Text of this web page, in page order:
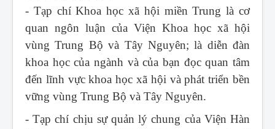
- Tạp chí Khoa học xã hội miền Trung là cơ
quan ngôn luận của Viện Khoa học xã hội
vùng Trung Bộ và Tây Nguyên; là diễn đàn
khoa học của ngành và của bạn đọc quan tâm
đến lĩnh vực khoa học xã hội và phát triển bền
vững vùng Trung Bộ và Tây Nguyên.
- Tạp chí chịu sự quản lý chung của Viện Hàn